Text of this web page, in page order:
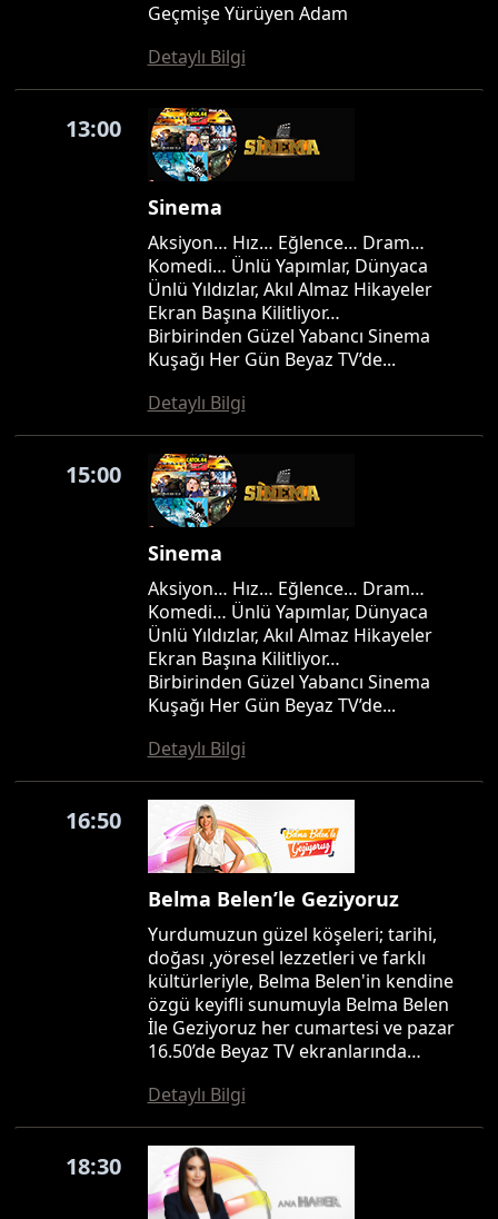
Geçmişe Yürüyen Adam
Detaylı Bilgi
13:00
Sinema
Aksiyon… Hız… Eğlence… Dram…
Komedi… Ünlü Yapımlar, Dünyaca
Ünlü Yıldızlar, Akıl Almaz Hikayeler
Ekran Başına Kilitliyor…
Birbirinden Güzel Yabancı Sinema
Kuşağı Her Gün Beyaz TV’de...
Detaylı Bilgi
15:00
Sinema
Aksiyon… Hız… Eğlence… Dram…
Komedi… Ünlü Yapımlar, Dünyaca
Ünlü Yıldızlar, Akıl Almaz Hikayeler
Ekran Başına Kilitliyor…
Birbirinden Güzel Yabancı Sinema
Kuşağı Her Gün Beyaz TV’de...
Detaylı Bilgi
16:50
Belma Belen’le Geziyoruz
Yurdumuzun güzel köşeleri; tarihi,
doğası ,yöresel lezzetleri ve farklı
kültürleriyle, Belma Belen'in kendine
özgü keyifli sunumuyla Belma Belen
İle Geziyoruz her cumartesi ve pazar
16.50’de Beyaz TV ekranlarında…
Detaylı Bilgi
18:30